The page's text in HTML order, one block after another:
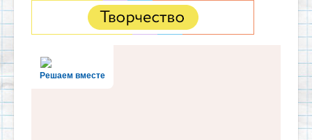
Решаем вместе